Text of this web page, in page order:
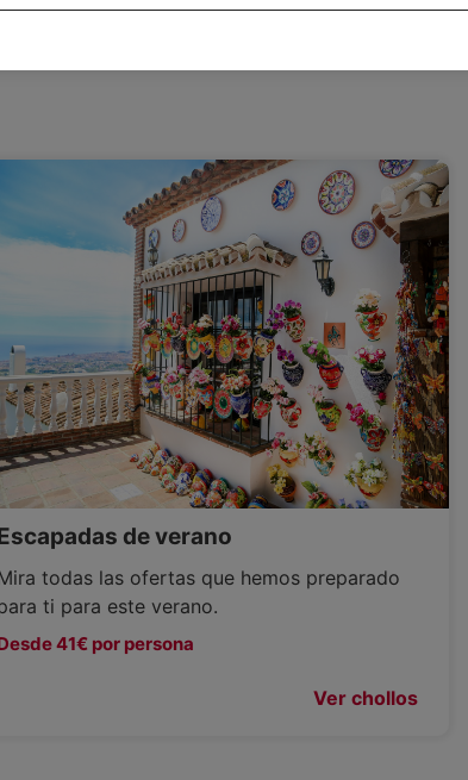
de verano
todas las ofertas que hemos preparado
ti para este verano.
41€ por persona
Ver chollos